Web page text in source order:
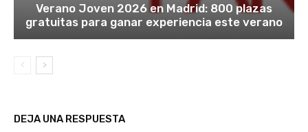
Verano Joven 2026 en Madrid: 800 plazas
gratuitas para ganar experiencia este verano
DEJA UNA RESPUESTA